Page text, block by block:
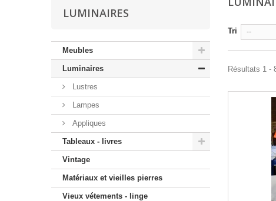
LUMINAIRES
Meubles
Luminaires
Lustres
Lampes
Appliques
Tableaux - livres
Vintage
Matériaux et vieilles pierres
Vieux vétements - linge
Tri --
Résultats 1 -